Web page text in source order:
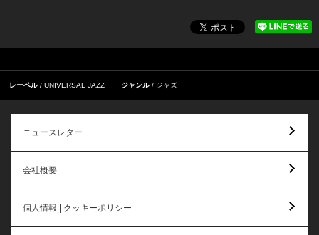
レーベル UNIVERSAL JAZZ ジャンル ジャズ
ニュースレター
会社概要
個人情報 | クッキーポリシー